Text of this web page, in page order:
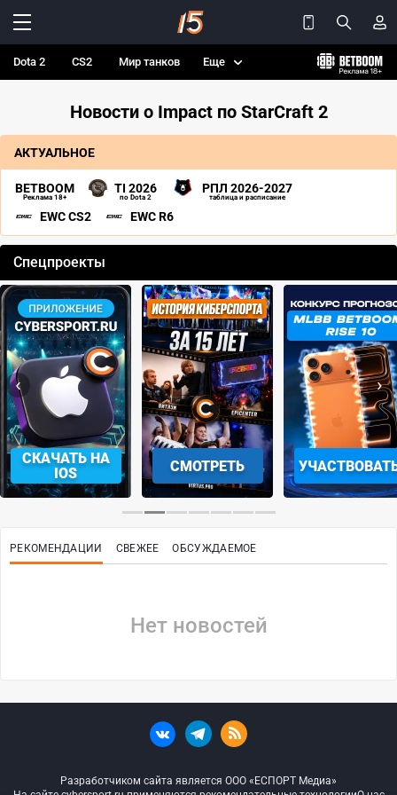
Dota 2 CS2 Мир танков Еще
Новости о Impact по StarCraft 2
АКТУАЛЬНОЕ
BETBOOM
Реклама 18+
TI 2026
по Dota 2
РПЛ 2026-2027
таблица и расписание
EWC CS2 EWC R6
Спецпроекты
СКАЧАТЬ НА
IOS
СМОТРЕТЬ
‹ ›
РЕКОМЕНДАЦИИ СВЕЖЕЕ ОБСУЖДАЕМОЕ
Нет новостей
Разработчиком сайта является ООО «ЕСПОРТ Медиа»